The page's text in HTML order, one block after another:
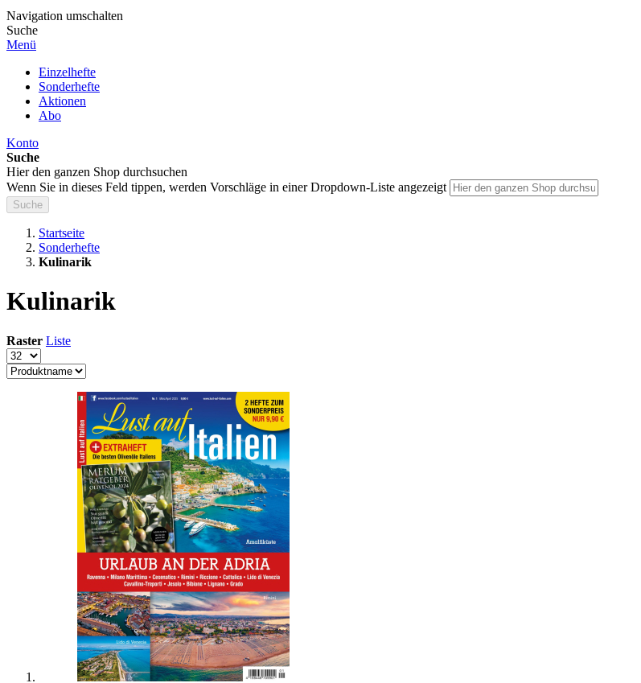
Navigation umschalten
Suche
Menü
Einzelhefte
Sonderhefte
Aktionen
Abo
Konto
Suche
Hier den ganzen Shop durchsuchen
Wenn Sie in dieses Feld tippen, werden Vorschläge in einer Dropdown-Liste angezeigt
Suche
Startseite
Sonderhefte
Kulinarik
Kulinarik
Raster Liste